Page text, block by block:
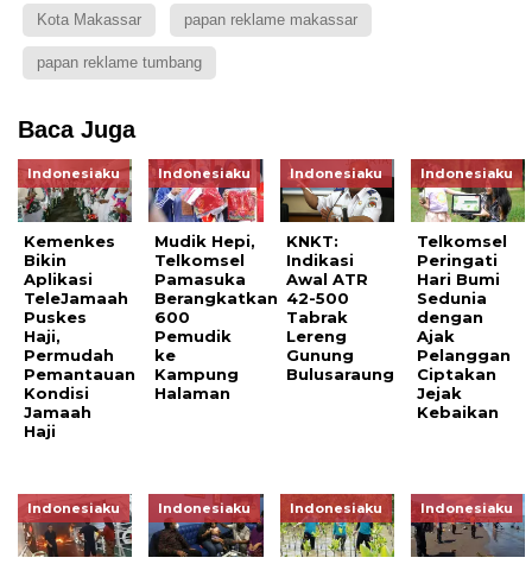
Kota Makassar papan reklame makassar
papan reklame tumbang
Baca Juga
Indonesiaku
Kemenkes
Bikin
Aplikasi
TeleJamaah
Puskes
Haji,
Permudah
Pemantauan
Kondisi
Jamaah
Haji
Indonesiaku
Mudik Hepi,
Telkomsel
Pamasuka
Berangkatkan
600
Pemudik
ke
Kampung
Halaman
Indonesiaku
KNKT:
Indikasi
Awal ATR
42-500
Tabrak
Lereng
Gunung
Bulusaraung
Indonesiaku
Telkomsel
Peringati
Hari Bumi
Sedunia
dengan
Ajak
Pelanggan
Ciptakan
Jejak
Kebaikan
Indonesiaku Indonesiaku Indonesiaku Indonesiaku